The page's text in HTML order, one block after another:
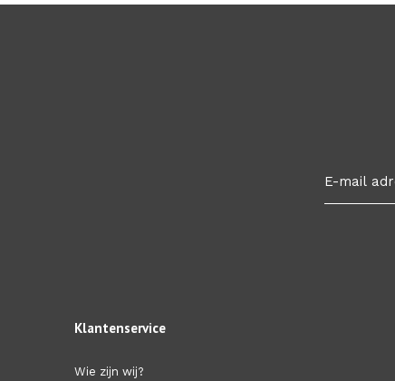
Klantenservice
Wie zijn wij?